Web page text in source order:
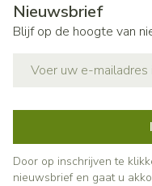
Nieuwsbrief
Blijf op de hoogte van
Door op inschrijven te
nieuwsbrief en gaat u